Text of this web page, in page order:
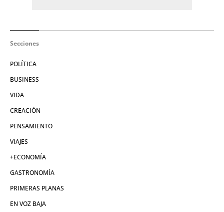
Secciones
POLÍTICA
BUSINESS
VIDA
CREACIÓN
PENSAMIENTO
VIAJES
+ECONOMÍA
GASTRONOMÍA
PRIMERAS PLANAS
EN VOZ BAJA